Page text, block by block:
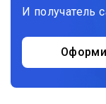
И получатель